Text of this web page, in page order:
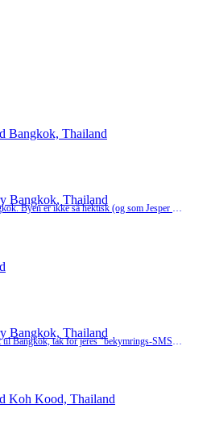
Bangkok, Thailand
Bangkok, Thailand
Dejlige dage i Bangkok. Byen er ikke så hektisk (og som Jesper ville sige; frygtelig),som vi husker den - om det er fordi, turisterne bliver væk, eller vi har vænnet os til mylderet vides i…
Bangkok, Thailand
Vi er vel ankommet til Bangkok, tak for jeres "bekymrings-SMS'er. Her virker roligt, vi har i hvert fald ikke oplevet noget! Efter sejl- og køretur fra Koh Kood nåede vi Bangkok sidst på ef…
Koh Kood, Thailand